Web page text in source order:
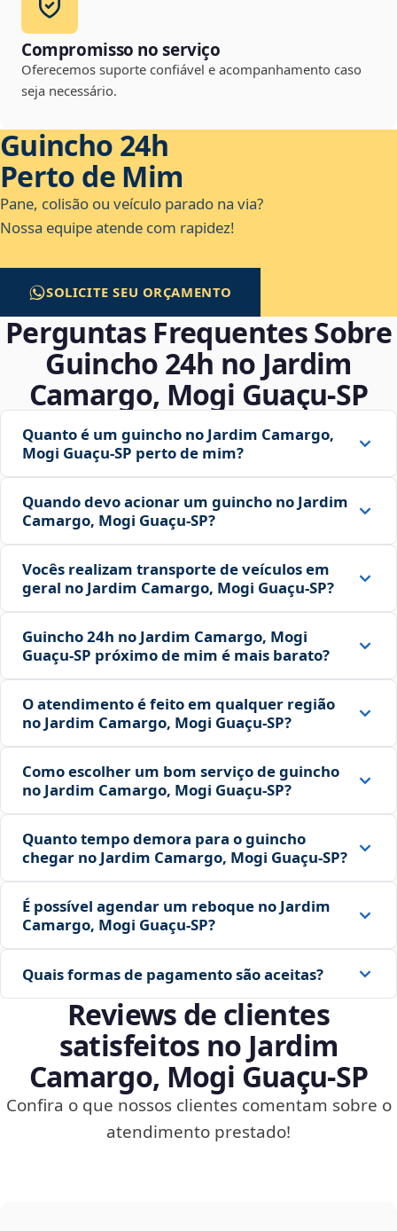
Compromisso no serviço
Oferecemos suporte confiável e acompanhamento caso
seja necessário.
Guincho 24h
Perto de Mim
Pane, colisão ou veículo parado na via?
Nossa equipe atende com rapidez!
SOLICITE SEU ORÇAMENTO
Perguntas Frequentes Sobre
Guincho 24h no Jardim
Camargo, Mogi Guaçu‑SP
Quanto é um guincho no Jardim Camargo,
Mogi Guaçu‑SP perto de mim?
Quando devo acionar um guincho no Jardim
Camargo, Mogi Guaçu‑SP?
Vocês realizam transporte de veículos em
geral no Jardim Camargo, Mogi Guaçu‑SP?
Guincho 24h no Jardim Camargo, Mogi
Guaçu‑SP próximo de mim é mais barato?
O atendimento é feito em qualquer região
no Jardim Camargo, Mogi Guaçu‑SP?
Como escolher um bom serviço de guincho
no Jardim Camargo, Mogi Guaçu‑SP?
Quanto tempo demora para o guincho
chegar no Jardim Camargo, Mogi Guaçu‑SP?
É possível agendar um reboque no Jardim
Camargo, Mogi Guaçu‑SP?
Quais formas de pagamento são aceitas?
Reviews de clientes
satisfeitos no Jardim
Camargo, Mogi Guaçu‑SP
Confira o que nossos clientes comentam sobre o
atendimento prestado!